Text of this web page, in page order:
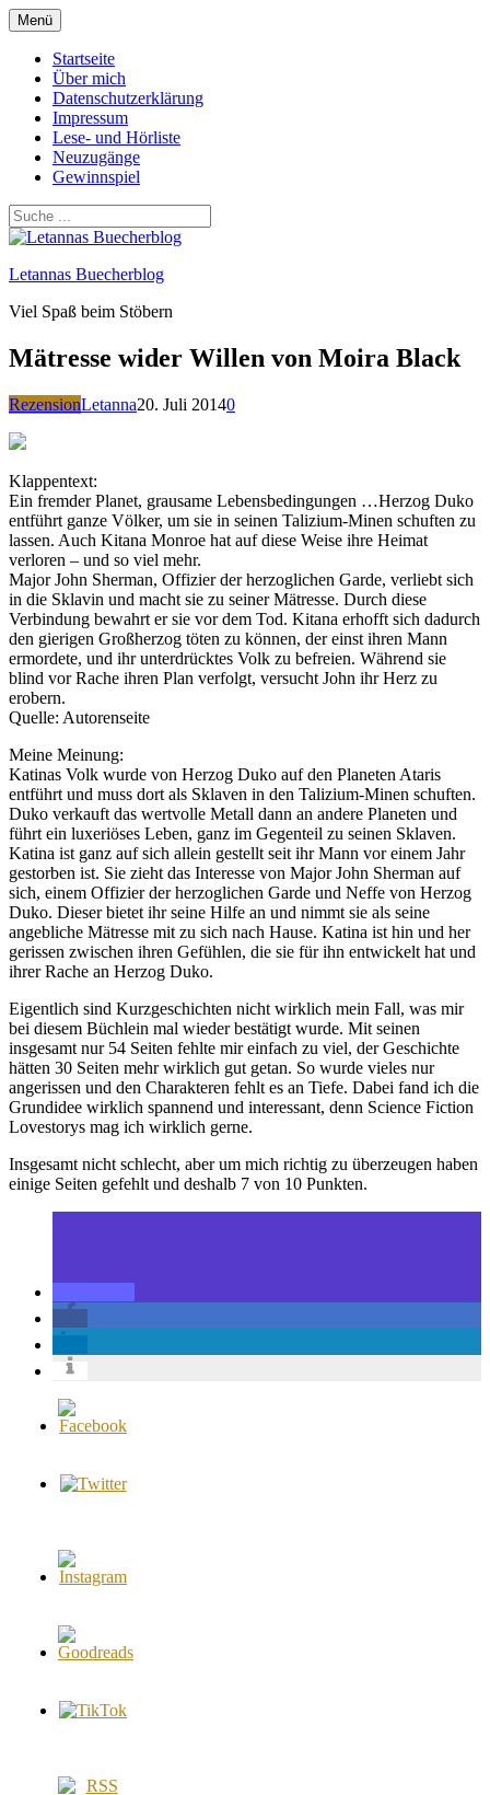
Zum
Inhalt
springen
Menü
Startseite
Über mich
Datenschutzerklärung
Impressum
Lese- und Hörliste
Neuzugänge
Gewinnspiel
Letannas Buecherblog
Viel Spaß beim Stöbern
Mätresse wider Willen von Moira Black
RezensionLetanna20. Juli 20140
Klappentext:
Ein fremder Planet, grausame Lebensbedingungen …Herzog Duko
entführt ganze Völker, um sie in seinen Talizium-Minen schuften zu
lassen. Auch Kitana Monroe hat auf diese Weise ihre Heimat
verloren – und so viel mehr.
Major John Sherman, Offizier der herzoglichen Garde, verliebt sich
in die Sklavin und macht sie zu seiner Mätresse. Durch diese
Verbindung bewahrt er sie vor dem Tod. Kitana erhofft sich dadurch
den gierigen Großherzog töten zu können, der einst ihren Mann
ermordete, und ihr unterdrücktes Volk zu befreien. Während sie
blind vor Rache ihren Plan verfolgt, versucht John ihr Herz zu
erobern.
Quelle: Autorenseite
Meine Meinung:
Katinas Volk wurde von Herzog Duko auf den Planeten Ataris
entführt und muss dort als Sklaven in den Talizium-Minen schuften.
Duko verkauft das wertvolle Metall dann an andere Planeten und
führt ein luxeriöses Leben, ganz im Gegenteil zu seinen Sklaven.
Katina ist ganz auf sich allein gestellt seit ihr Mann vor einem Jahr
gestorben ist. Sie zieht das Interesse von Major John Sherman auf
sich, einem Offizier der herzoglichen Garde und Neffe von Herzog
Duko. Dieser bietet ihr seine Hilfe an und nimmt sie als seine
angebliche Mätresse mit zu sich nach Hause. Katina ist hin und her
gerissen zwischen ihren Gefühlen, die sie für ihn entwickelt hat und
ihrer Rache an Herzog Duko.
Eigentlich sind Kurzgeschichten nicht wirklich mein Fall, was mir
bei diesem Büchlein mal wieder bestätigt wurde. Mit seinen
insgesamt nur 54 Seiten fehlte mir einfach zu viel, der Geschichte
hätten 30 Seiten mehr wirklich gut getan. So wurde vieles nur
angerissen und den Charakteren fehlt es an Tiefe. Dabei fand ich die
Grundidee wirklich spannend und interessant, denn Science Fiction
Lovestorys mag ich wirklich gerne.
Insgesamt nicht schlecht, aber um mich richtig zu überzeugen haben
einige Seiten gefehlt und deshalb 7 von 10 Punkten.